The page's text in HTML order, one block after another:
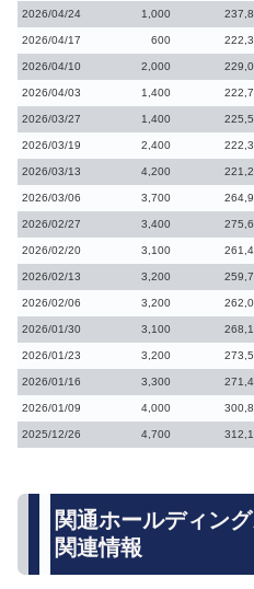
2026/04/24 1,000
2026/04/17 600
2026/04/10 2,000
2026/04/03 1,400
2026/03/27 1,400
2026/03/19 2,400
2026/03/13 4,200
2026/03/06 3,700
2026/02/27 3,400
2026/02/20 3,100
2026/02/13 3,200
2026/02/06 3,200
2026/01/30 3,100
2026/01/23 3,200
2026/01/16 3,300
2026/01/09 4,000
2025/12/26 4,700
関通ホールディン
関連情報